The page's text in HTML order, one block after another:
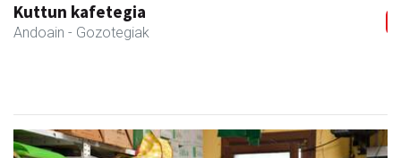
Francisco Mendikute
Andoain - Harategiak